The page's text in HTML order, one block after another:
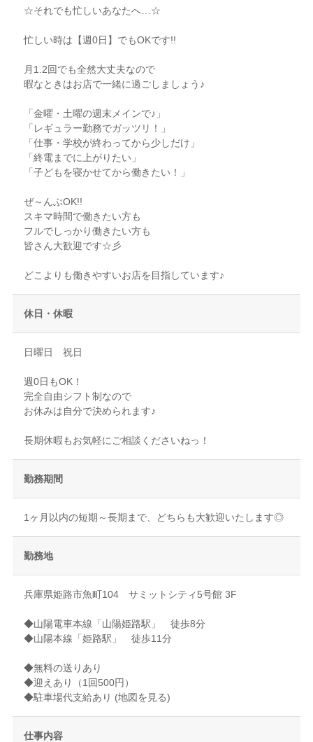
☆それでも忙しいあなたへ…☆
忙しい時は【週0日】でもOKです!!
月1.2回でも全然大丈夫なので
暇なときはお店で一緒に過ごしましょう♪
「金曜・土曜の週末メインで♪」
「レギュラー勤務でガッツリ！」
「仕事・学校が終わってから少しだけ」
「終電までに上がりたい」
「子どもを寝かせてから働きたい！」
ぜ～んぶOK!!
スキマ時間で働きたい方も
フルでしっかり働きたい方も
皆さん大歓迎です☆彡
どこよりも働きやすいお店を目指しています♪
休日・休暇
日曜日 祝日
週0日もOK！
完全自由シフト制なので
お休みは自分で決められます♪
長期休暇もお気軽にご相談くださいねっ！
勤務期間
1ヶ月以内の短期～長期まで、どちらも大歓迎いたします◎
勤務地
兵庫県姫路市魚町104 サミットシティ5号館 3F
◆山陽電車本線「山陽姫路駅」 徒歩8分
◆山陽本線「姫路駅」 徒歩11分
◆無料の送りあり
◆迎えあり（1回500円）
◆駐車場代支給あり (地図を見る)
仕事内容